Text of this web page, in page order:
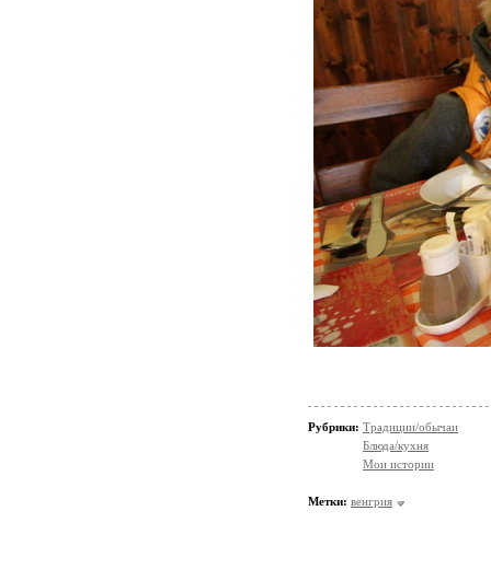
Рубрики: Традиции/обычаи
Блюда/кухня
Мои истории
Метки: венгрия